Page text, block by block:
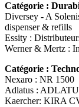
Catégorie :
Diversey - A
dispenser & refills
Essity :
Werner & Mertz :
Catégorie :
Nexaro : NR 1500
Adlatus :
Kaercher: KIRA